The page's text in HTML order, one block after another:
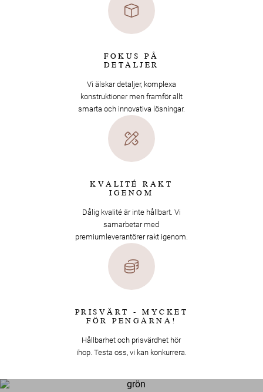
FOKUS PÅ
DETALJER
Vi älskar detaljer, komplexa
konstruktioner men framför allt
smarta och innovativa lösningar.
KVALITÉ RAKT
IGENOM
Dålig kvalité är inte hållbart. Vi
samarbetar med
premiumleverantörer rakt igenom.
PRISVÄRT - MYCKET
FÖR PENGARNA!
Hållbarhet och prisvärdhet hör
ihop. Testa oss, vi kan konkurrera.